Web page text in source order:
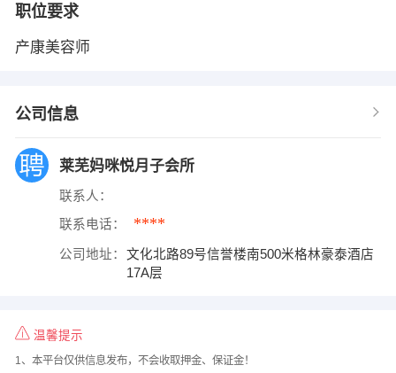
职位要求
产康美容师
公司信息
莱芜妈咪悦月子会所
联系人：
联系电话： ****
公司地址：
文化北路89号信誉楼南500米格林豪泰酒店
17A层
温馨提示
1、本平台仅供信息发布，不会收取押金、保证金！